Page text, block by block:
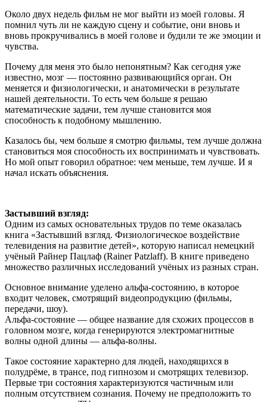
Около двух недель фильм не мог выйти из моей головы. Я
помнил чуть ли не каждую сцену и событие, они вновь и
вновь прокручивались в моей голове и будили те же эмоции и
чувства.
Почему для меня это было непонятным? Как сегодня уже
известно, мозг — постоянно развивающийся орган. Он
меняется и физиологически, и анатомически в результате
нашей деятельности. То есть чем больше я решаю
математические задачи, тем лучше становится моя
способность к подобному мышлению.
Казалось бы, чем больше я смотрю фильмы, тем лучше должна
становиться моя способность их воспринимать и чувствовать.
Но мой опыт говорил обратное: чем меньше, тем лучше. И я
начал искать объяснения.
Застывший взгляд:
Одним из самых основательных трудов по теме оказалась
книга «Застывший взгляд. Физиологическое воздействие
телевидения на развитие детей», которую написал немецкий
учёный Райнер Пацлаф (Rainer Patzlaff). В книге приведено
множество различных исследований учёных из разных стран.
Основное внимание уделено альфа-состоянию, в которое
входит человек, смотрящий видеопродукцию (фильмы,
передачи, шоу).
Альфа-состояние — общее название для схожих процессов в
головном мозге, когда генерируются электромагнитные
волны одной длины — альфа-волны.
Такое состояние характерно для людей, находящихся в
полудрёме, в трансе, под гипнозом и смотрящих телевизор.
Первые три состояния характеризуются частичным или
полным отсутствием сознания. Почему не предположить то